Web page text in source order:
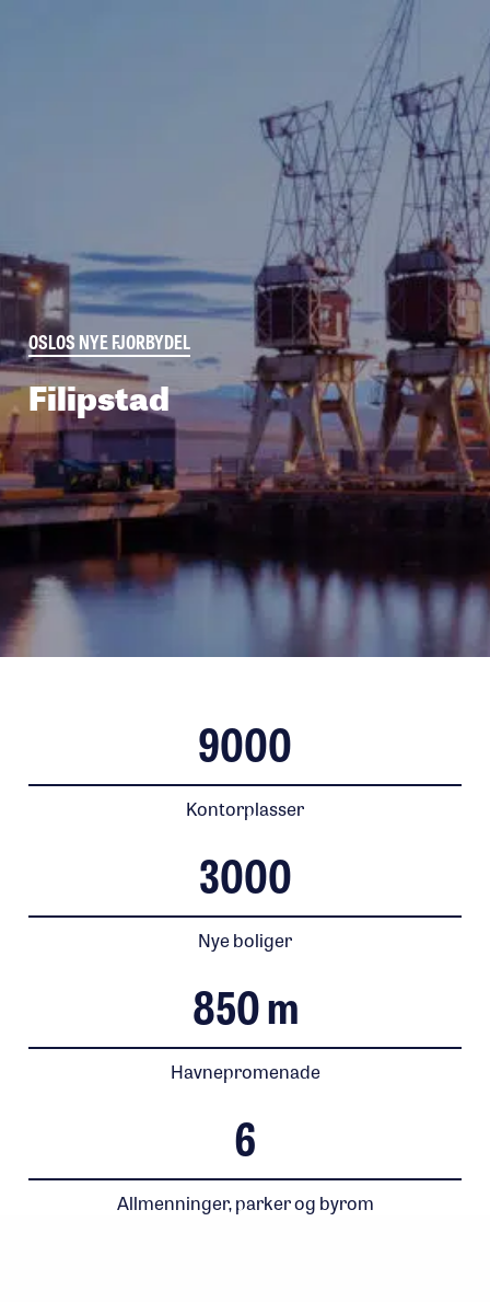
Grønlikaia Portefølje
Om oss Menneskene
OSLOS NYE FJORBYDEL
Filipstad
9000
Kontorplasser
3000
Nye boliger
850m
Havnepromenade
6
Allmenninger, parker og byrom